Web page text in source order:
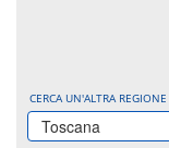
CERCA UN'ALTRA REGIONE
Toscana